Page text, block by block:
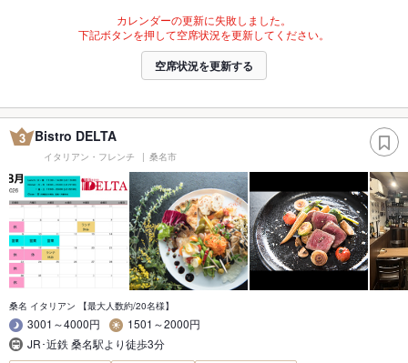
カレンダーの更新に失敗しました。
下記ボタンを押して空席状況を更新してください。
空席状況を更新する
3 Bistro DELTA
イタリアン・フレンチ 桑名市
桑名 イタリアン 【最大人数約/20名様】
3001～4000円
1501～2000円
JR･近鉄 桑名駅より徒歩3分